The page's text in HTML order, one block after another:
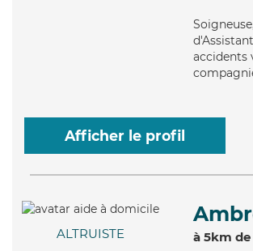
Soigneuse
accidents
Afficher le profil
ALTRUISTE à 5km de